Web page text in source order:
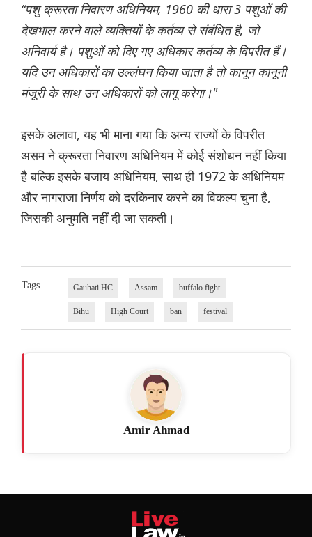
“पशु क्रूरता निवारण अधिनियम, 1960 की धारा 3 पशुओं की
देखभाल करने वाले व्यक्तियों के कर्तव्य से संबंधित है, जो
अनिवार्य है। पशुओं को दिए गए अधिकार कर्तव्य के विपरीत हैं।
यदि उन अधिकारों का उल्लंघन किया जाता है तो कानून कानूनी
मंजूरी के साथ उन अधिकारों को लागू करेगा।"
इसके अलावा, यह भी माना गया कि अन्य राज्यों के विपरीत
असम ने क्रूरता निवारण अधिनियम में कोई संशोधन नहीं किया
है बल्कि इसके बजाय अधिनियम, साथ ही 1972 के अधिनियम
और नागराजा निर्णय को दरकिनार करने का विकल्प चुना है,
जिसकी अनुमति नहीं दी जा सकती।
Tags Gauhati HC Assam buffalo fight
Bihu High Court ban festival
Amir Ahmad